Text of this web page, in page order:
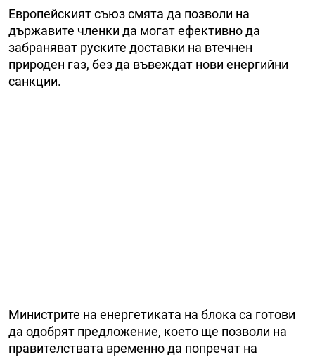
Европейският съюз смята да позволи на
държавите членки да могат ефективно да
забраняват руските доставки на втечнен
природен газ, без да въвеждат нови енергийни
санкции.
Министрите на енергетиката на блока са готови
да одобрят предложение, което ще позволи на
правителствата временно да попречат на